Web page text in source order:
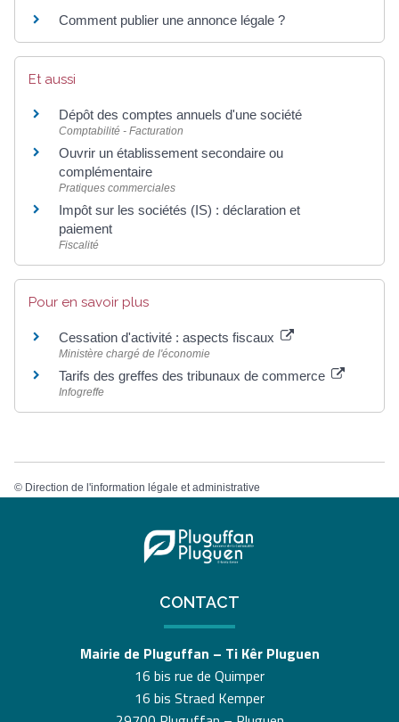
Comment publier une annonce légale ?
Et aussi
Dépôt des comptes annuels d'une société
Comptabilité - Facturation
Ouvrir un établissement secondaire ou
complémentaire
Pratiques commerciales
Impôt sur les sociétés (IS) : déclaration et
paiement
Fiscalité
Pour en savoir plus
Cessation d'activité : aspects fiscaux
Ministère chargé de l'économie
Tarifs des greffes des tribunaux de commerce
Infogreffe
© Direction de l'information légale et administrative
CONTACT
Mairie de Pluguffan – Ti Kêr Pluguen
16 bis rue de Quimper
16 bis Straed Kemper